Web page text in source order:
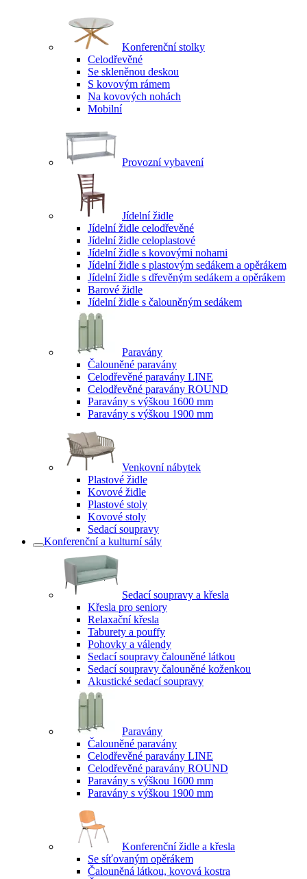
Konferenční stolky
Celodřevěné
Se skleněnou deskou
S kovovým rámem
Na kovových nohách
Mobilní
Provozní vybavení
Jídelní židle
Jídelní židle celodřevěné
Jídelní židle celoplastové
Jídelní židle s kovovými nohami
Jídelní židle s plastovým sedákem a opěrákem
Jídelní židle s dřevěným sedákem a opěrákem
Barové židle
Jídelní židle s čalouněným sedákem
Paravány
Čalouněné paravány
Celodřevěné paravány LINE
Celodřevěné paravány ROUND
Paravány s výškou 1600 mm
Paravány s výškou 1900 mm
Venkovní nábytek
Plastové židle
Kovové židle
Plastové stoly
Kovové stoly
Sedací soupravy
Konferenční a kulturní sály
Sedací soupravy a křesla
Křesla pro seniory
Relaxační křesla
Taburety a pouffy
Pohovky a válendy
Sedací soupravy čalouněné látkou
Sedací soupravy čalouněné koženkou
Akustické sedací soupravy
Paravány
Čalouněné paravány
Celodřevěné paravány LINE
Celodřevěné paravány ROUND
Paravány s výškou 1600 mm
Paravány s výškou 1900 mm
Konferenční židle a křesla
Se síťovaným opěrákem
Čalouněná látkou, kovová kostra